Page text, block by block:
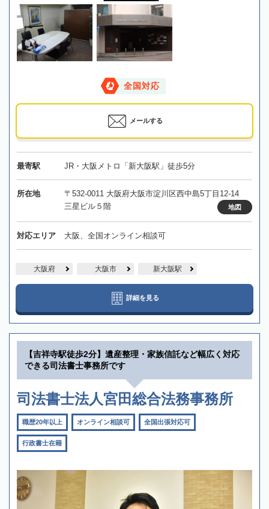
全国対応
メールする
最寄駅 JR・大阪メトロ「新大阪駅」徒歩5分
所在地
〒532-0011 大阪府大阪市淀川区西中島5丁目12-14
三星ビル５階
地図
対応エリア 大阪、全国オンライン相談可
大阪府 大阪市 新大阪駅
詳細を見る
【吉祥寺駅徒歩2分】遺産整理・家族信託など幅広く対応
できる司法書士事務所です
司法書士法人宮田総合法務事務所
職歴20年以上 オンライン相談可 全国出張対応可
行政書士在籍